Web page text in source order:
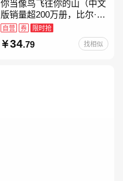
你当像鸟飞往你的山（中文
版销量超200万册，比尔·盖
茨年度特别推荐！登顶《纽
约时报》畅销榜80+周，这
本书比你听说的还要
自营 券 限时抢
34.79 找相似